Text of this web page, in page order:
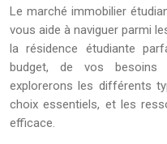
Le marché immobilier
vous aide à naviguer parmi
la résidence étudiante
budget, de vos
explorerons les différents
choix essentiels, et les
efficace.